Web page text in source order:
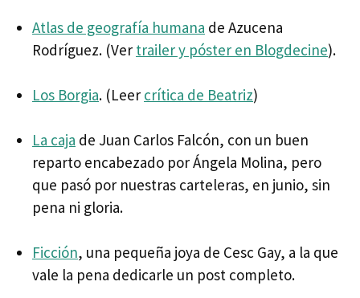
Atlas de geografía humana de Azucena
Rodríguez. (Ver trailer y póster en Blogdecine).
Los Borgia. (Leer crítica de Beatriz)
La caja de Juan Carlos Falcón, con un buen
reparto encabezado por Ángela Molina, pero
que pasó por nuestras carteleras, en junio, sin
pena ni gloria.
Ficción, una pequeña joya de Cesc Gay, a la que
vale la pena dedicarle un post completo.